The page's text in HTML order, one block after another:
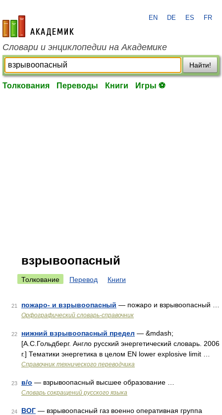
academic.ru
EN DE ES FR
Словари и энциклопедии на Академике
Найти!
Толкования Переводы Книги Игры ⚽
взрывоопасный
Толкование Перевод Книги
21 пожаро- и взрывоопасный — пожаро и взрывоопасный …
Орфографический словарь-справочник
22 нижний взрывоопасный предел — &mdash;
[А.С.Гольдберг. Англо русский энергетический словарь. 2006
г.] Тематики энергетика в целом EN lower explosive limit …
Справочник технического переводчика
23 в/о — взрывоопасный высшее образование …
Словарь сокращений русского языка
24 ВОГ — взрывоопасный газ военно оперативная группа